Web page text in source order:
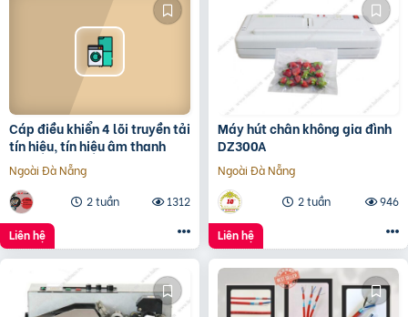
Cáp điều khiển 4 lõi truyền tải
tín hiệu, tín hiệu âm thanh
Ngoài Đà Nẵng
2 tuần
1312
Liên hệ
Máy hút chân không gia đình
DZ300A
Ngoài Đà Nẵng
2 tuần
946
Liên hệ